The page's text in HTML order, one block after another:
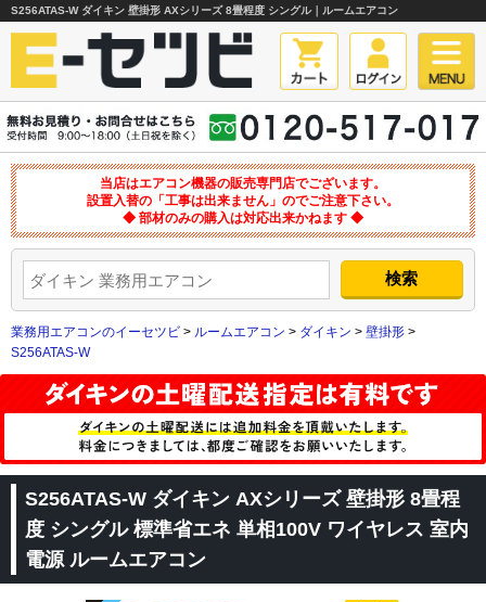
S256ATAS-W ダイキン 壁掛形 AXシリーズ 8畳程度 シングル｜ルームエアコン
当店はエアコン機器の販売専門店でございます。
設置入替の「工事は出来ません」のでご注意下さい。
◆ 部材のみの購入は対応出来かねます ◆
業務用エアコンのイーセツビ > ルームエアコン > ダイキン > 壁掛形 >
S256ATAS-W
S256ATAS-W ダイキン AXシリーズ 壁掛形 8畳程
度 シングル 標準省エネ 単相100V ワイヤレス 室内
電源 ルームエアコン